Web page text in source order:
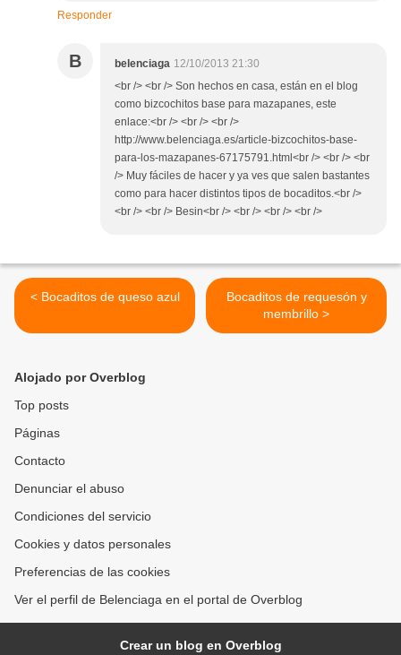
Responder
B belenciaga 12/10/2013 21:30
<br /> <br /> Son hechos en casa, están en el blog
como bizcochitos base para mazapanes, este
enlace:<br /> <br /> <br />
http://www.belenciaga.es/article-bizcochitos-base-
para-los-mazapanes-67175791.html<br /> <br /> <br
/> Muy fáciles de hacer y ya ves que salen bastantes
como para hacer distintos tipos de bocaditos.<br />
<br /> <br /> Besin<br /> <br /> <br /> <br />
< Bocaditos de queso azul
Bocaditos de requesón y
membrillo >
Alojado por Overblog
Top posts
Páginas
Contacto
Denunciar el abuso
Condiciones del servicio
Cookies y datos personales
Preferencias de las cookies
Ver el perfil de Belenciaga en el portal de Overblog
Crear un blog en Overblog